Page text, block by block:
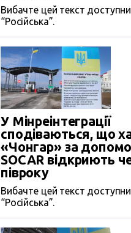
Вибачте цей текст
“Російська”.
У Мінреінтеграції
сподіваються, що
«Чонгар» за
SOCAR відкриють
півроку
Вибачте цей текст
“Російська”.